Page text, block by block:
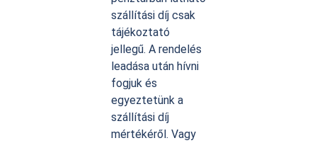
szállítási díj csak
tájékoztató
jellegű. A rendelés
leadása után hívni
fogjuk és
egyeztetünk a
szállítási díj
mértékéről. Vagy